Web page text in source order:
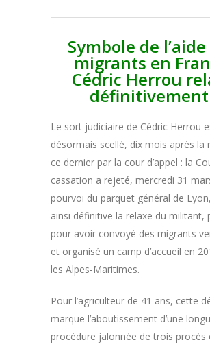
Symbole de
migrants en
Cédric Herrou
définitivement
Le sort judiciaire de Cédric Herrou
désormais scellé, dix mois après la
ce dernier par la cour d’appel : la
cassation a rejeté, mercredi 31
pourvoi du parquet général de
ainsi définitive la relaxe du militant,
pour avoir convoyé des migrants
et organisé un camp d’accueil en
les Alpes-Maritimes.
Pour l’agriculteur de 41 ans, cette
marque l’aboutissement d’une
procédure jalonnée de trois procès